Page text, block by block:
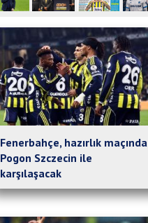
Fenerbahçe, hazırlık maçında
Pogon Szczecin ile
karşılaşacak